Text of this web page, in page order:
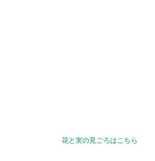
花と実の見ごろはこちら